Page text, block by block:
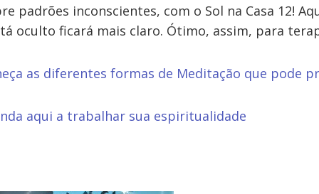
padrões inconscientes, com o Sol na Casa 12!
oculto ficará mais claro. Ótimo, assim, para
as diferentes formas de Meditação que pode
aqui a trabalhar sua espiritualidade